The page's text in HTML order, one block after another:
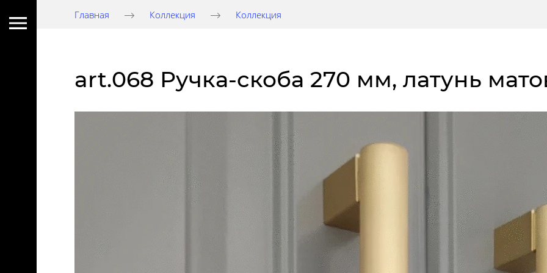
Главная Коллекция Коллекция
art.068 Ручка-скоба 270 мм, латунь